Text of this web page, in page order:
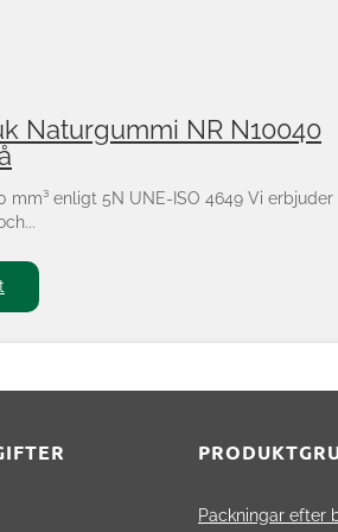
Naturgummi NR N10040
mm³ enligt 5N UNE-ISO 4649 Vi erbjuder
Packningar efter